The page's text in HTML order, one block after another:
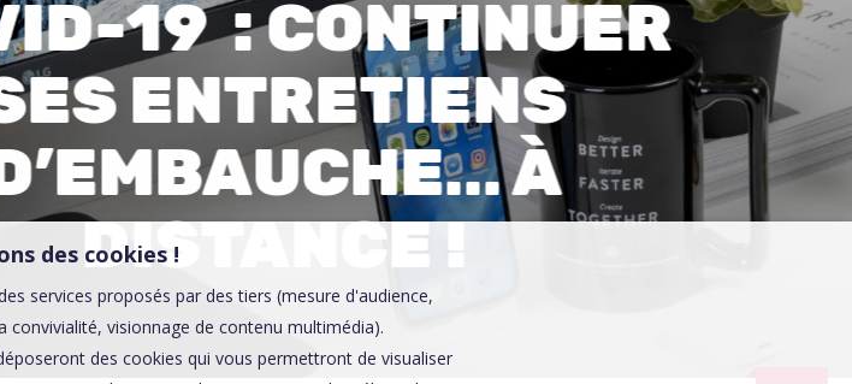
19 : CONTINUER
ENTRETIENS
À
DISTANCE !
des cookies !
services proposés par des tiers (mesure d'audience,
visionnage de contenu multimédia).
des cookies qui vous permettront de visualiser